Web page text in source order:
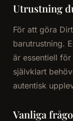
Utrustning
För att göra
barutrustning.
är essentiell
självklart
autentisk
Vanliga